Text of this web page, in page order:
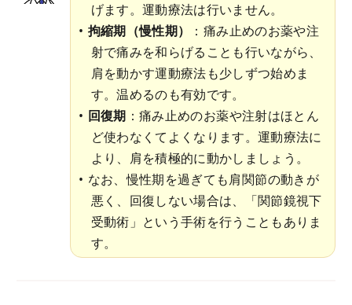
げます。運動療法は行いません。
拘縮期（慢性期）
：痛み止めのお薬や注
射で痛みを和らげることも行いながら、
肩を動かす運動療法も少しずつ始めま
す。温めるのも有効です。
回復期 ：痛み止めのお薬や注射はほとん
ど使わなくてよくなります。運動療法に
より、肩を積極的に動かしましょう。
なお、慢性期を過ぎても肩関節の動きが
悪く、回復しない場合は、「関節鏡視下
受動術」という手術を行うこともありま
す。